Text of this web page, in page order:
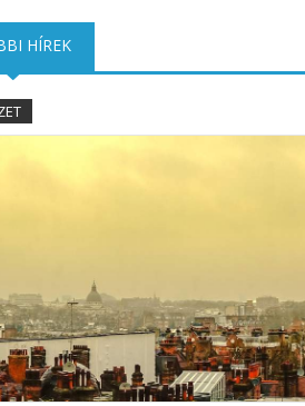
HÍREK